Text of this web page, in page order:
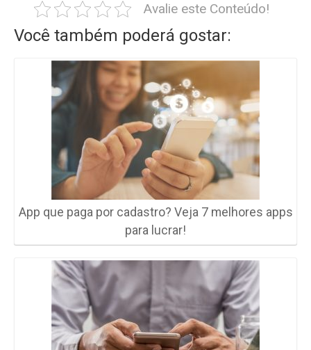
Avalie este Conteúdo!
Você também poderá gostar:
App que paga por cadastro? Veja 7 melhores apps
para lucrar!